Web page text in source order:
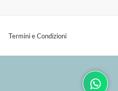
Termini e Condizioni